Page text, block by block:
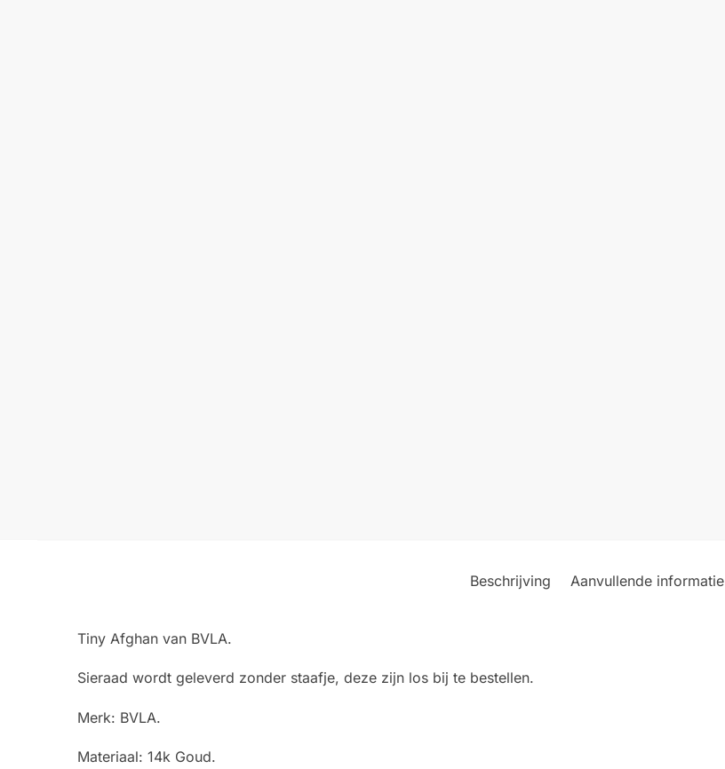
Beschrijving Aanvullende informatie
Tiny Afghan van BVLA.
Sieraad wordt geleverd zonder staafje, deze zijn los bij te bestellen.
Merk: BVLA.
Materiaal: 14k Goud.